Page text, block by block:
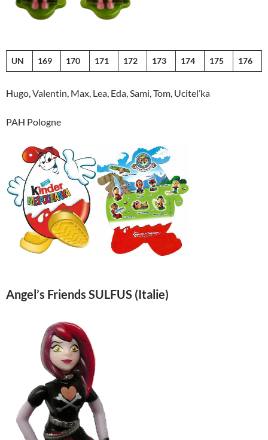
UN 169 170 171 172 173 174 175 176
Hugo, Valentin, Max, Lea, Eda, Sami, Tom, Ucitel’ka
PAH Pologne
Angel’s Friends SULFUS (Italie)